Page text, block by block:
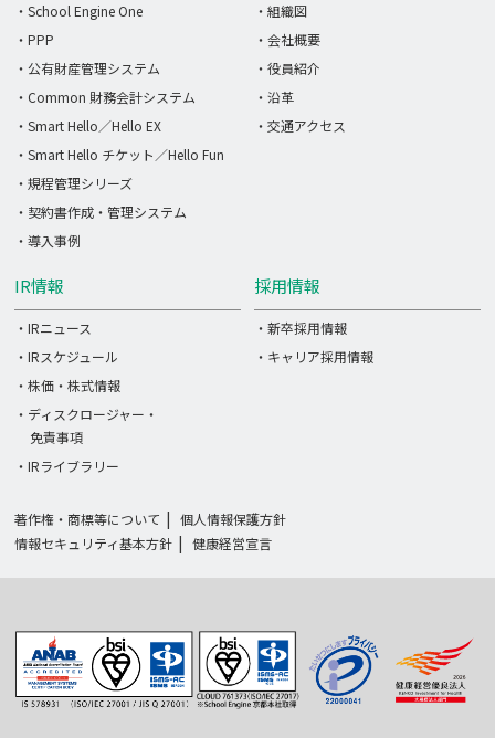
・School Engine One
・PPP
・公有財産管理システム
・Common 財務会計システム
・Smart Hello／Hello EX
・Smart Hello チケット／Hello Fun
・規程管理シリーズ
・契約書作成・管理システム
・導入事例
IR情報
・IRニュース
・IRスケジュール
・株価・株式情報
・ディスクロージャー・
免責事項
・IRライブラリー
採用情報
・新卒採用情報
・キャリア採用情報
・組織図
・会社概要
・役員紹介
・沿革
・交通アクセス
著作権・商標等について
個人情報保護方針
情報セキュリティ基本方針
健康経営宣言